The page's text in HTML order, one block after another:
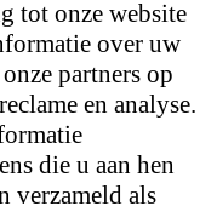
tot onze website
over uw
partners op
en analyse.
die u aan hen
verzameld als